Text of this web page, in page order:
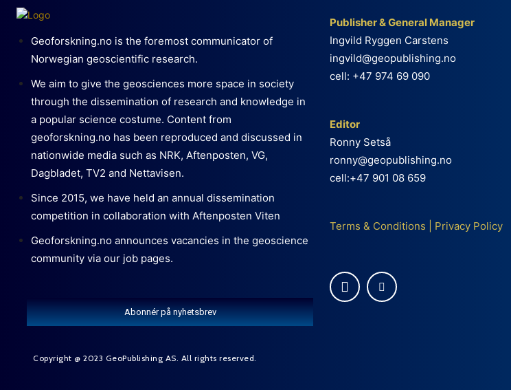
Geoforskning.no is the foremost communicator of
Norwegian geoscientific research.
We aim to give the geosciences more space in society
through the dissemination of research and knowledge in
a popular science costume. Content from
geoforskning.no has been reproduced and discussed in
nationwide media such as NRK, Aftenposten, VG,
Dagbladet, TV2 and Nettavisen.
Since 2015, we have held an annual dissemination
competition in collaboration with Aftenposten Viten
Geoforskning.no announces vacancies in the geoscience
community via our job pages.
Abonnér på nyhetsbrev
Publisher & General Manager
Ingvild Ryggen Carstens
ingvild@geopublishing.no
cell: +47 974 69 090
Editor
Ronny Setså
ronny@geopublishing.no
cell:+47 901 08 659
Terms & Conditions Privacy Policy
Copyright @ 2023 GeoPublishing AS. All rights reserved.